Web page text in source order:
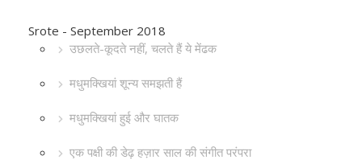
Srote - September 2018
उछलते-कूदते नहीं, चलते हैं ये मेंढक
मधुमक्खियां शून्य समझती हैं
मधुमक्खियां हुई और घातक
एक पक्षी की डेढ़ हज़ार साल की संगीत परंपरा